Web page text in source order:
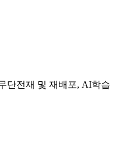
단전재 및 재배포, AI학습